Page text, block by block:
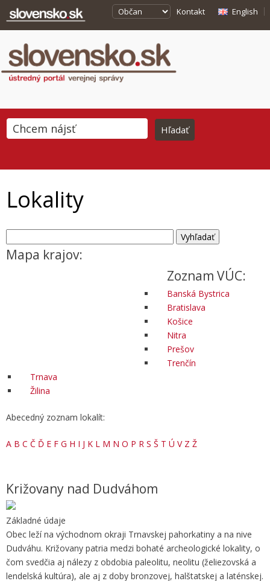
Kontakt English
Lokality
Mapa krajov:
Zoznam VÚC:
Banská Bystrica
Bratislava
Košice
Nitra
Prešov
Trenčín
Trnava
Žilina
Abecedný zoznam lokalít:
A B C Č Ď E F G H I J K L M N O P R S Š T Ú V Z Ž
Križovany nad Dudváhom
Základné údaje
Obec leží na východnom okraji Tr­nav­skej pahorkatiny a na nive
Dudváhu. Križovany patria medzi bohaté archeologické lokality, o
čom svedčia aj nálezy z obdobia paleolitu, neolitu (želiezovská a
lendelská kultúra), ale aj z doby bronzovej, halštatskej a laténskej.